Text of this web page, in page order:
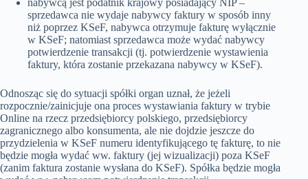
nabywcą jest podatnik krajowy posiadający NIP –
sprzedawca nie wydaje nabywcy faktury w sposób inny
niż poprzez KSeF, nabywca otrzymuje fakturę wyłącznie
w KSeF; natomiast sprzedawca może wydać nabywcy
potwierdzenie transakcji (tj. potwierdzenie wystawienia
faktury, która zostanie przekazana nabywcy w KSeF).
Odnosząc się do sytuacji spółki organ uznał, że jeżeli
rozpocznie/zainicjuje ona proces wystawiania faktury w trybie
Online na rzecz przedsiębiorcy polskiego, przedsiębiorcy
zagranicznego albo konsumenta, ale nie dojdzie jeszcze do
przydzielenia w KSeF numeru identyfikującego tę fakturę, to nie
będzie mogła wydać ww. faktury (jej wizualizacji) poza KSeF
(zanim faktura zostanie wysłana do KSeF). Spółka będzie mogła